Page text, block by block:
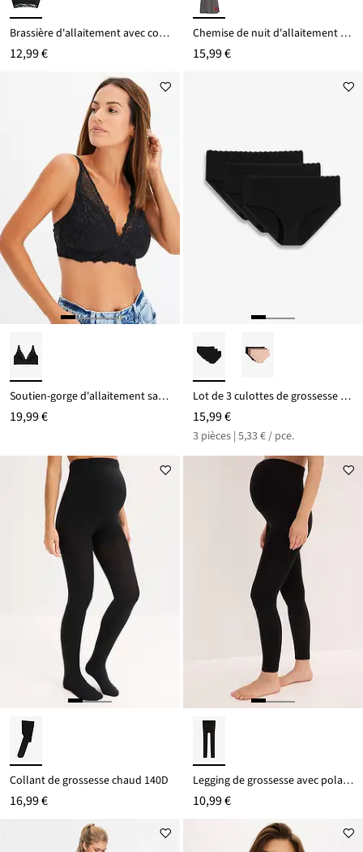
Brassière d'allaitement avec coton
12,99 €
Chemise de nuit d'allaitement coton
15,99 €
Soutien-gorge d'allaitement sans armatures à dentelle
19,99 €
Lot de 3 culottes de grossesse en coton et dentelle
15,99 €
3 pièces | 5,33 € / pce.
Collant de grossesse chaud 140D
16,99 €
Legging de grossesse avec polaire thermique 140 DEN
10,99 €